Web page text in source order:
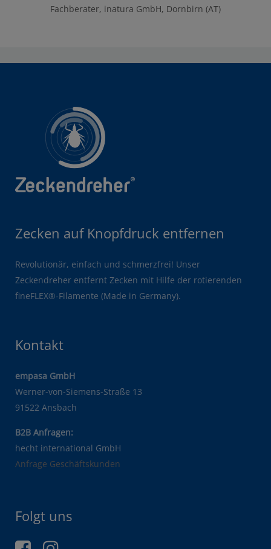
Fachberater, inatura GmbH, Dornbirn (AT)
Zecken auf Knopfdruck entfernen
Revolutionär, einfach und schmerzfrei! Unser
Zeckendreher entfernt Zecken mit Hilfe der rotierenden
fineFLEX®-Filamente (Made in Germany).
Kontakt
empasa GmbH
Werner-von-Siemens-Straße 13
91522 Ansbach
B2B Anfragen:
hecht international GmbH
Anfrage Geschäftskunden
Folgt uns